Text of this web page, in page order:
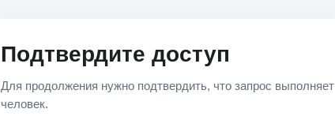
Подтвердите доступ
Для продолжения нужно подтвердить, что запрос выполняет
человек.